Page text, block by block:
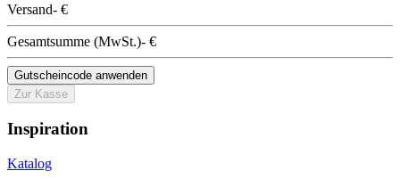
Versand- €
Gesamtsumme (MwSt.)- €
Gutscheincode anwenden
Zur Kasse
Inspiration
Katalog